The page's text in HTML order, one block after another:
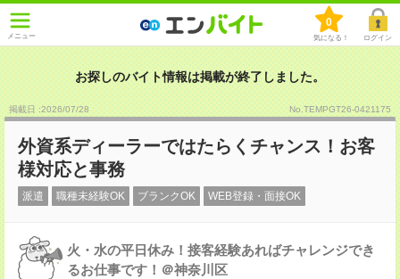
メニュー
0
気になる！ ログイン
お探しのバイト情報は掲載が終了しました。
掲載日 :2026/07/28 No.TEMPGT26-0421175
外資系ディーラーではたらくチャンス！お客
様対応と事務
派遣 職種未経験OK ブランクOK WEB登録・面接OK
火・水の平日休み！接客経験あればチャレンジでき
るお仕事です！＠神奈川区